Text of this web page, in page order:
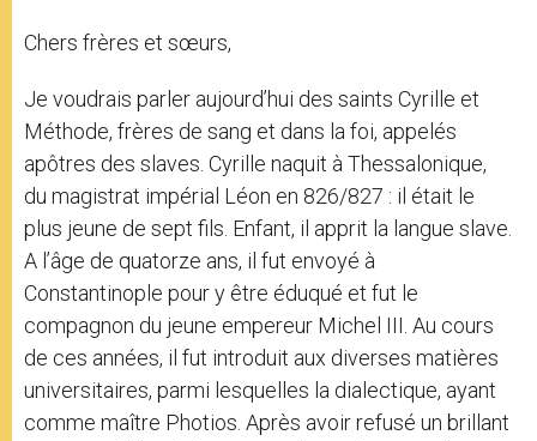
Chers frères et sœurs,
Je voudrais parler aujourd’hui des saints Cyrille et
Méthode, frères de sang et dans la foi, appelés
apôtres des slaves. Cyrille naquit à Thessalonique,
du magistrat impérial Léon en 826/827 : il était le
plus jeune de sept fils. Enfant, il apprit la langue slave.
A l’âge de quatorze ans, il fut envoyé à
Constantinople pour y être éduqué et fut le
compagnon du jeune empereur Michel III. Au cours
de ces années, il fut introduit aux diverses matières
universitaires, parmi lesquelles la dialectique, ayant
comme maître Photios. Après avoir refusé un brillant